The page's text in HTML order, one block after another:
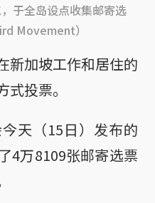
于全岛设点收集邮寄选
Movement）
新加坡工作和居住的
投票。
天（15日）发布的
4万8109张邮寄选票